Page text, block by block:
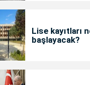
Lise kayıtları
başlayacak?